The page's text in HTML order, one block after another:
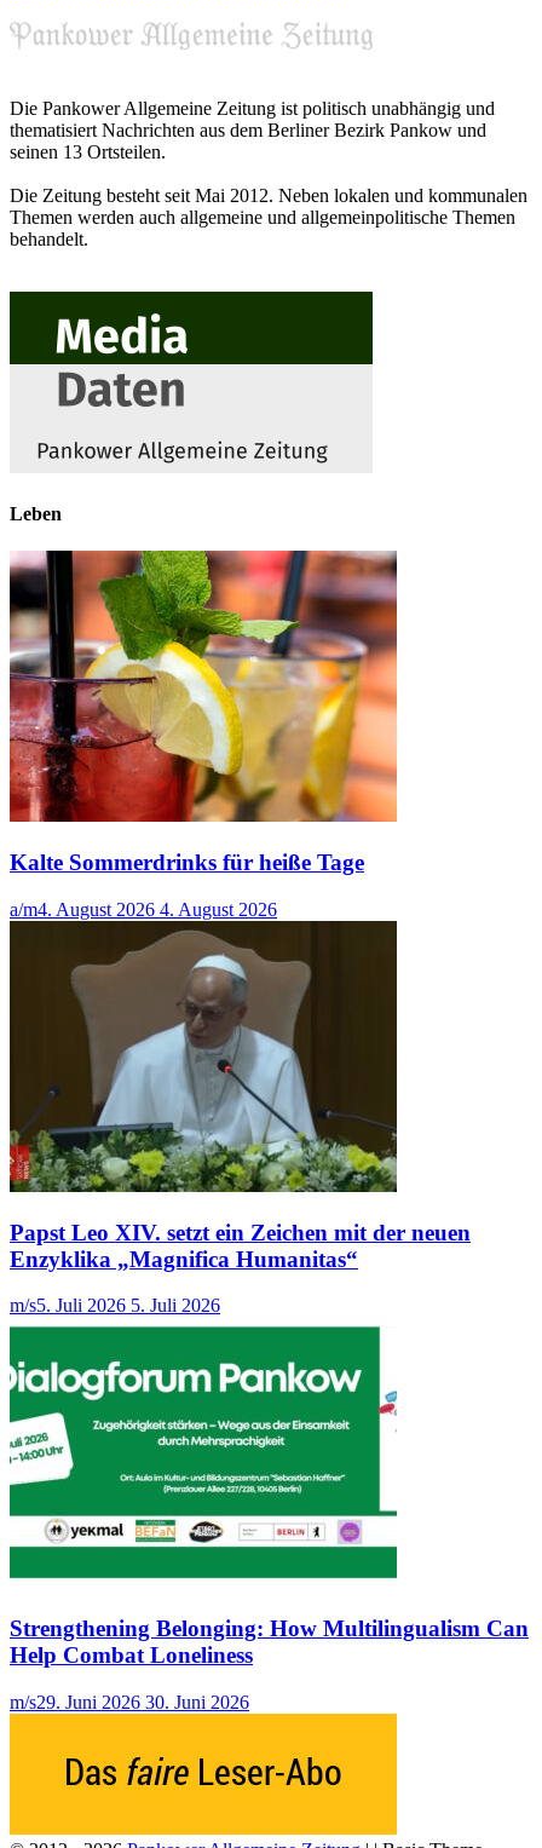
Die Pankower Allgemeine Zeitung ist politisch unabhängig und
thematisiert Nachrichten aus dem Berliner Bezirk Pankow und
seinen 13 Ortsteilen.
Die Zeitung besteht seit Mai 2012. Neben lokalen und kommunalen
Themen werden auch allgemeine und allgemeinpolitische Themen
behandelt.
Leben
Kalte Sommerdrinks für heiße Tage
a/m4. August 2026 4. August 2026
Papst Leo XIV. setzt ein Zeichen mit der neuen
Enzyklika „Magnifica Humanitas“
m/s5. Juli 2026 5. Juli 2026
Strengthening Belonging: How Multilingualism Can
Help Combat Loneliness
m/s29. Juni 2026 30. Juni 2026